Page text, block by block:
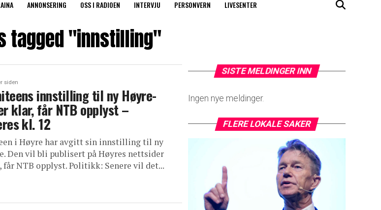
ANNONSERING OSS I RADIOEN INTERVJU PERSONVERN LIVESENTER
tagged "innstilling"
siden
innstilling til ny Høyre-
klar, får NTB opplyst –
kl. 12
i Høyre har avgitt sin innstilling til ny
Den vil bli publisert på Høyres nettsider
får NTB opplyst. Politikk: Senere vil det...
SISTE MELDINGER INN
Ingen nye meldinger.
FLERE LOKALE SAKER